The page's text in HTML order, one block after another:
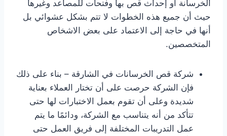
الخرسانة أو إحداث قص بها وفتحات للمصاعد وغيرها
حيث أن جميع هذه الخطوات لا تتم بشكل عشوائي بل
أنها في حاجة إلى الاعتماد على بعض الاشخاص
المتخصصين.
شركة قص الخرسانات في الشارقة – بناء على ذلك
فإن الشركة حرصت على أن تختار العملاء بعناية
شديدة وعلى أن تقوم بعمل الاختبارات لها حتى
تتأكد من أنه يتناسب مع الشركة، ودائمًا ما يتم
عمل التدريبات المختلفة إلى فريق العمل حتى